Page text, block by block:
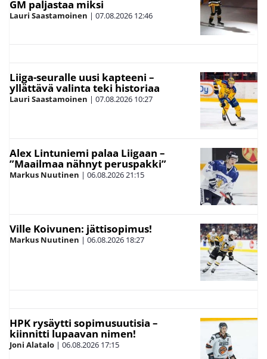
GM paljastaa miksi
Lauri Saastamoinen | 07.08.2026 12:46
Liiga-seuralle uusi kapteeni –
yllättävä valinta teki historiaa
Lauri Saastamoinen | 07.08.2026 10:27
Alex Lintuniemi palaa Liigaan –
”Maailmaa nähnyt peruspakki”
Markus Nuutinen | 06.08.202621:15
Ville Koivunen: jättisopimus!
Markus Nuutinen | 06.08.2026 18:27
HPK rysäytti sopimusuutisia –
kiinnitti lupaavan nimen!
Joni Alatalo | 06.08.2026 17:15